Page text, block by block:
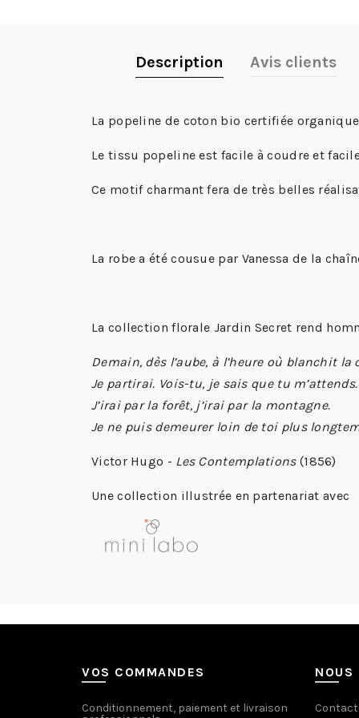
Description Avis clients
La popeline de coton bio certifiée organique
Le tissu popeline est facile à coudre et
Ce motif charmant fera de très belles
La robe a été cousue par Vanessa de la
La collection florale Jardin Secret rend
Demain, dès l’aube, à l’heure où blanchit la
Je partirai. Vois-tu, je sais que tu m’attends.
J’irai par la forêt, j’irai par la montagne.
Je ne puis demeurer loin de toi plus
Victor Hugo - Les Contemplations(1856)
Une collection illustrée en partenariat avec
VOS COMMANDES
Conditionnement, paiement et livraison
NOUS
Contact